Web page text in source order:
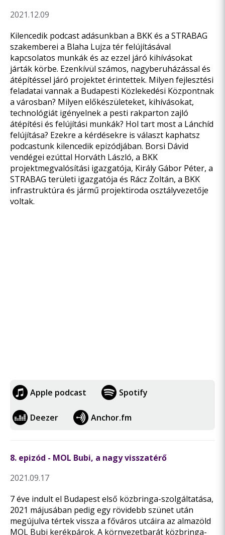
2021.12.09
Kilencedik podcast adásunkban a BKK és a STRABAG
szakemberei a Blaha Lujza tér felújításával
kapcsolatos munkák és az ezzel járó kihívásokat
járták körbe. Ezenkívül számos, nagyberuházással és
átépítéssel járó projektet érintettek. Milyen fejlesztési
feladatai vannak a Budapesti Közlekedési Központnak
a városban? Milyen előkészületeket, kihívásokat,
technológiát igényelnek a pesti rakparton zajló
átépítési és felújítási munkák? Hol tart most a Lánchíd
felújítása? Ezekre a kérdésekre is választ kaphatsz
podcastunk kilencedik epizódjában. Borsi Dávid
vendégei ezúttal Horváth László, a BKK
projektmegvalósítási igazgatója, Király Gábor Péter, a
STRABAG területi igazgatója és Rácz Zoltán, a BKK
infrastruktúra és jármű projektiroda osztályvezetője
voltak.
Apple podcast Spotify
Deezer Anchor.fm
8. epizód - MOL Bubi, a nagy visszatérő
2021.09.17
7 éve indult el Budapest első közbringa-szolgáltatása,
2021 májusában pedig egy rövidebb szünet után
megújulva tértek vissza a főváros utcáira az almazöld
MOL Bubi kerékpárok. A környezetbarát közbringa-